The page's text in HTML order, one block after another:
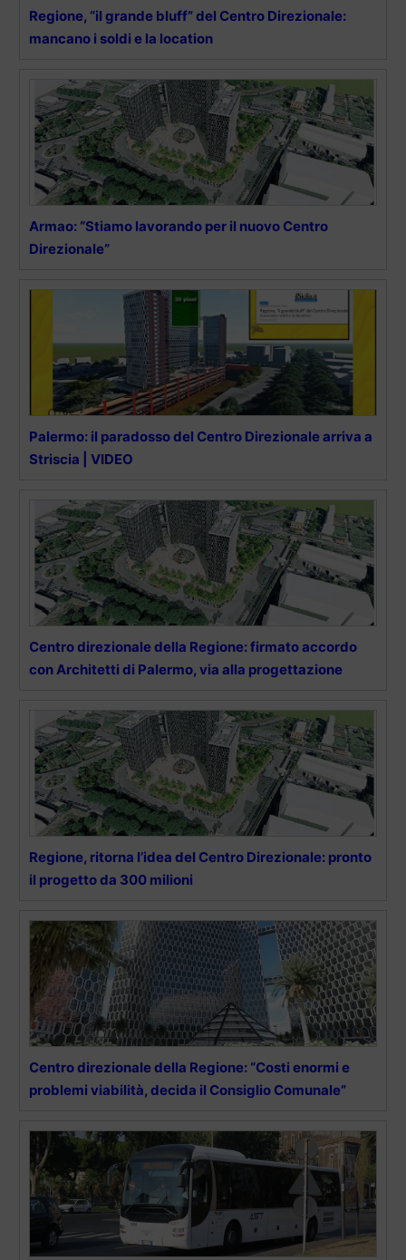
Regione, “il grande bluff” del Centro Direzionale:
mancano i soldi e la location
Armao: “Stiamo lavorando per il nuovo Centro
Direzionale”
Palermo: il paradosso del Centro Direzionale arriva a
Striscia | VIDEO
Centro direzionale della Regione: firmato accordo
con Architetti di Palermo, via alla progettazione
Regione, ritorna l’idea del Centro Direzionale: pronto
il progetto da 300 milioni
Centro direzionale della Regione: “Costi enormi e
problemi viabilità, decida il Consiglio Comunale”